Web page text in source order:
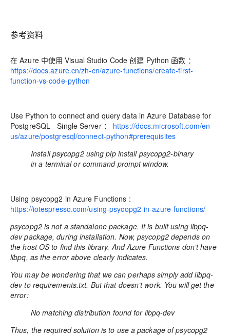
参考资料
在 Azure 中使用 Visual Studio Code 创建 Python 函数 ：
https://docs.azure.cn/zh-cn/azure-functions/create-first-
function-vs-code-python
Use Python to connect and query data in Azure Database for
PostgreSQL - Single Server： https://docs.microsoft.com/en-
us/azure/postgresql/connect-python#prerequisites
Install psycopg2 using pip install psycopg2-binary
in a terminal or command prompt window.
Using psycopg2 in Azure Functions :
https://iotespresso.com/using-psycopg2-in-azure-functions/
psycopg2 is not a standalone package. It is built using libpq-
dev package, during installation. Now, psycopg2 depends on
the host OS to find this library. And Azure Functions don’t have
libpq, as the error above clearly indicates.
You may be wondering that we can perhaps simply add libpq-
dev to requirements.txt. But that doesn’t work. You will get the
error:
No matching distribution found for libpq-dev
Thus, the required solution is to use a package of psycopg2